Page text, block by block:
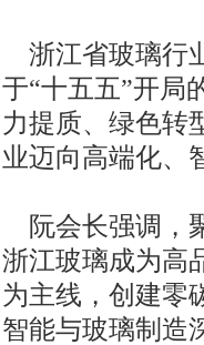
浙江省玻璃行
于“十五五”开局
力提质、绿色转
业迈向高端化、
阮会长强调，
浙江玻璃成为高
为主线，创建零
智能与玻璃制造